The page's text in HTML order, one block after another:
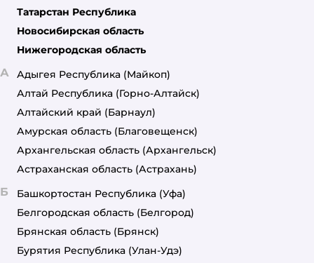
Татарстан Республика
Новосибирская область
Нижегородская область
А Адыгея Республика (Майкоп)
Алтай Республика (Горно-Алтайск)
Алтайский край (Барнаул)
Амурская область (Благовещенск)
Архангельская область (Архангельск)
Астраханская область (Астрахань)
Б Башкортостан Республика (Уфа)
Белгородская область (Белгород)
Брянская область (Брянск)
Бурятия Республика (Улан-Удэ)